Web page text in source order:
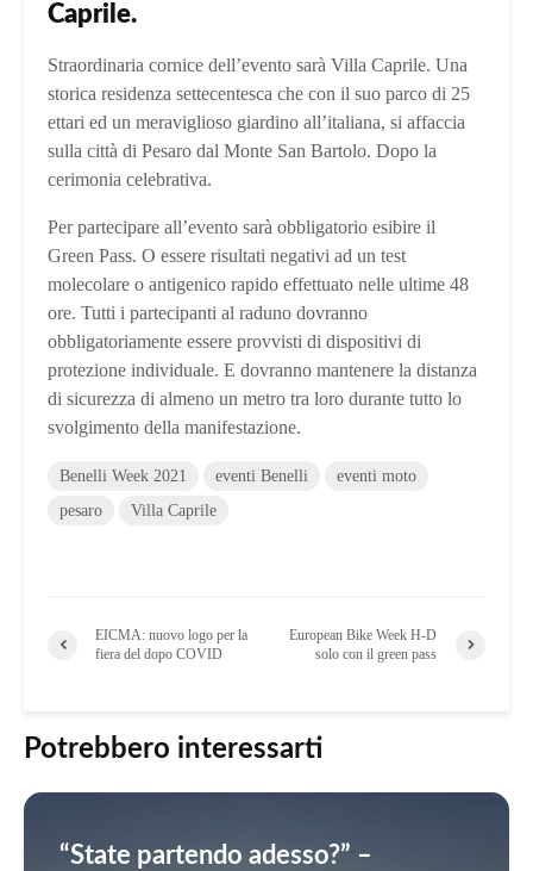
Caprile.
Straordinaria cornice dell’evento sarà Villa Caprile. Una
storica residenza settecentesca che con il suo parco di 25
ettari ed un meraviglioso giardino all’italiana, si affaccia
sulla città di Pesaro dal Monte San Bartolo. Dopo la
cerimonia celebrativa.
Per partecipare all’evento sarà obbligatorio esibire il
Green Pass. O essere risultati negativi ad un test
molecolare o antigenico rapido effettuato nelle ultime 48
ore. Tutti i partecipanti al raduno dovranno
obbligatoriamente essere provvisti di dispositivi di
protezione individuale. E dovranno mantenere la distanza
di sicurezza di almeno un metro tra loro durante tutto lo
svolgimento della manifestazione.
Benelli Week 2021 eventi Benelli
eventi moto
pesaro
Villa Caprile
EICMA: nuovo logo per la
fiera del dopo COVID
European Bike Week H-D
solo con il green pass
Potrebbero interessarti
“State partendo adesso?” –